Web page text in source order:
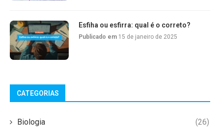
Esfiha ou esfirra: qual é o correto?
Publicado em 15 de janeiro de 2025
CATEGORIAS
Biologia (26)